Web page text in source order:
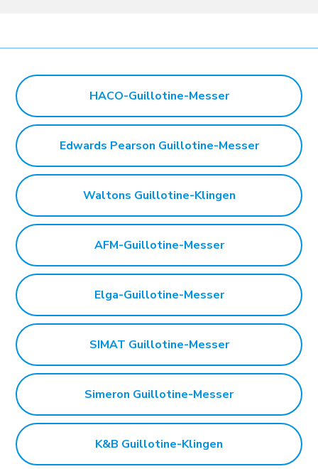
HACO-Guillotine-Messer
Edwards Pearson Guillotine-Messer
Waltons Guillotine-Klingen
AFM-Guillotine-Messer
Elga-Guillotine-Messer
SIMAT Guillotine-Messer
Simeron Guillotine-Messer
K&B Guillotine-Klingen